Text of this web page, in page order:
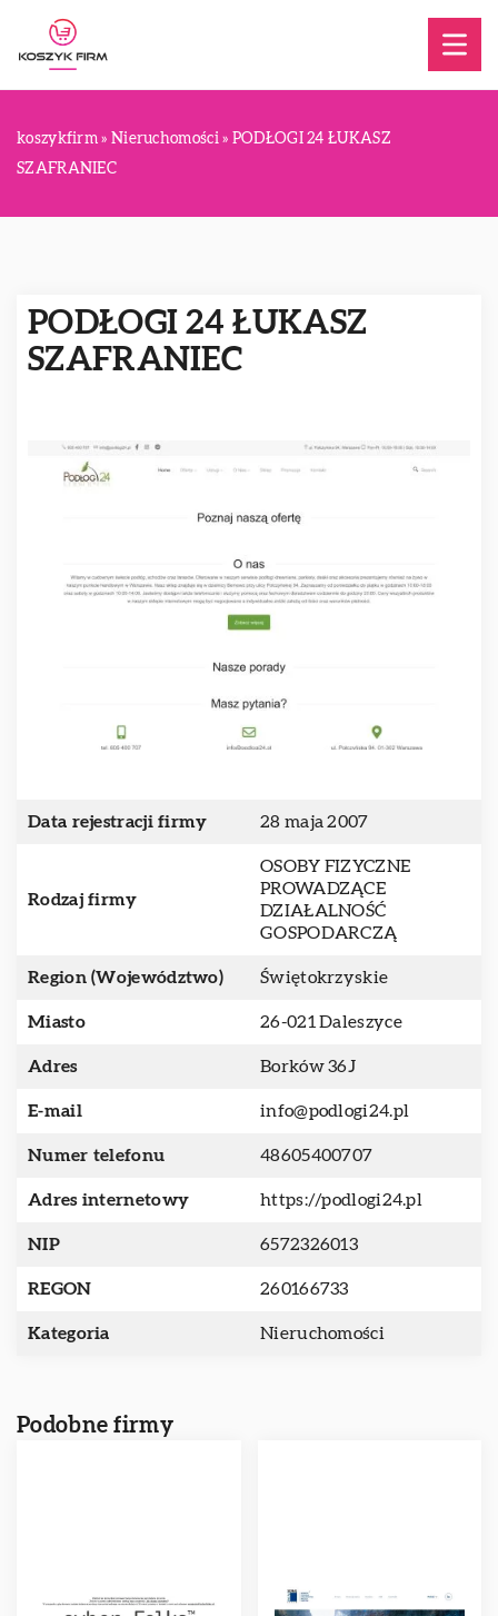
koszykfirm » Nieruchomości» PODŁOGI 24 ŁUKASZ
SZAFRANIEC
PODŁOGI 24 ŁUKASZ
SZAFRANIEC
Data rejestracji firmy 28 maja 2007
Rodzaj firmy
OSOBY FIZYCZNE
PROWADZĄCE
DZIAŁALNOŚĆ
GOSPODARCZĄ
Region (Województwo) Świętokrzyskie
Miasto 26-021 Daleszyce
Adres Borków 36J
E-mail info@podlogi24.pl
Numer telefonu 48605400707
Adres internetowy https://podlogi24.pl
NIP 6572326013
REGON 260166733
Kategoria Nieruchomości
Podobne firmy